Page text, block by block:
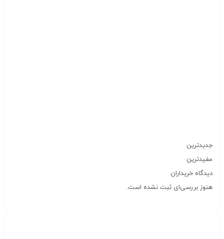
جدیدترین
مفیدترین
دیدگاه خریداران
هنوز بررسی‌ای ثبت نشده است.